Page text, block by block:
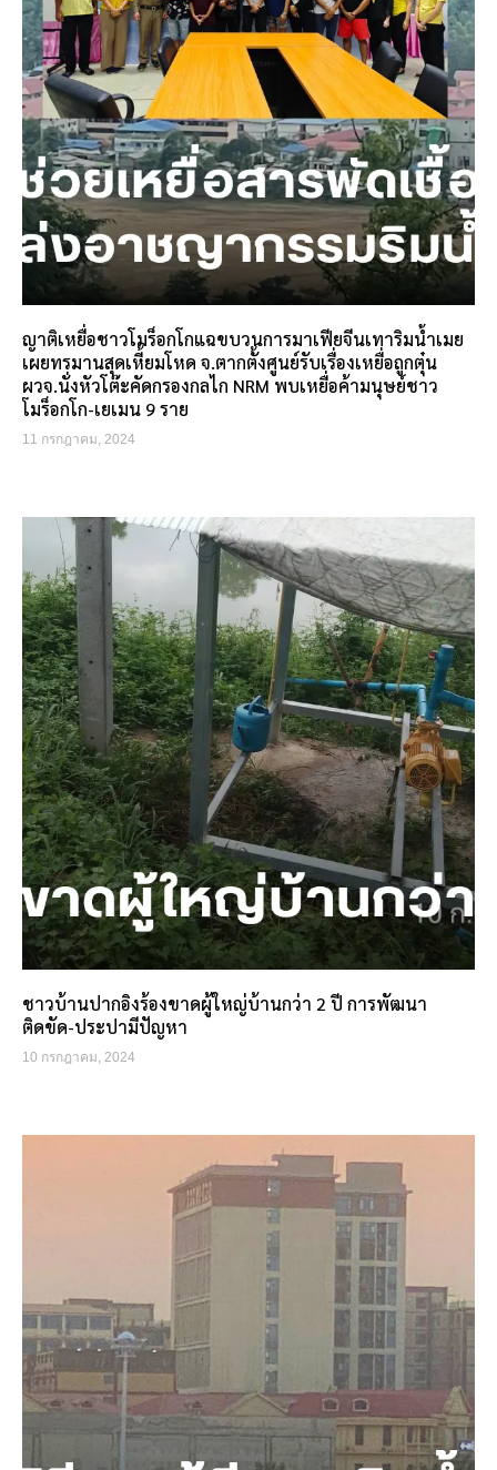
ญาติเหยื่อชาวโมร็อกโกแฉขบวนการมาเฟียจีนเทาริมน้ำเมย
เผยทรมานสุดเหี้ยมโหด จ.ตากตั้งศูนย์รับเรื่องเหยื่อถูกตุ๋น
ผวจ.นั่งหัวโต๊ะคัดกรองกลไก NRM พบเหยื่อค้ามนุษย์ชาว
โมร็อกโก-เยเมน 9 ราย
11 กรกฎาคม, 2024
ชาวบ้านปากอิงร้องขาดผู้ใหญ่บ้านกว่า 2 ปี การพัฒนา
ติดขัด-ประปามีปัญหา
10 กรกฎาคม, 2024